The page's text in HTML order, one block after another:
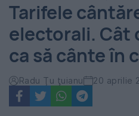
Evenimentul
Zilei
Tarifele
electorali. Cât
ca să cânte în
Radu Ţu ţuianu 20 aprilie